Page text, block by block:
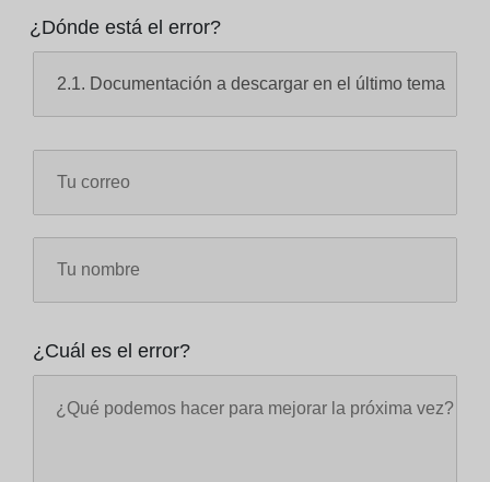
¿Dónde está el error?
¿Cuál es el error?